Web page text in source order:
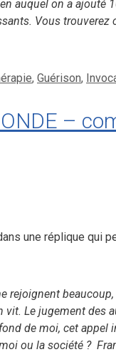
auquel on a ajouté
Vous
, Guérison,
–
une réplique qui
rejoignent
Le jugement des
de moi, cet appel
ou la société ?